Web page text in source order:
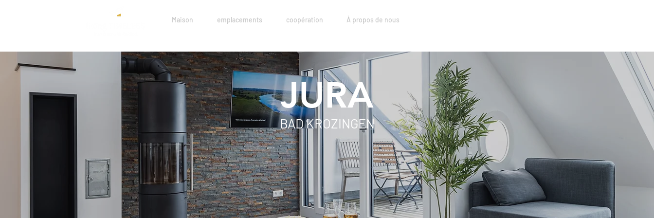
Maison emplacements coopération À propos de nous
JURA
BAD KROZINGEN